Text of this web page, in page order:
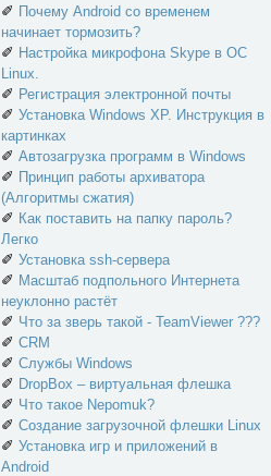
✐ Почему Android со временем
начинает тормозить?
✐ Настройка микрофона Skype в ОС
Linux.
✐ Регистрация электронной почты
✐ Установка Windows XP. Инструкция в
картинках
✐ Автозагрузка программ в Windows
✐ Принцип работы архиватора
(Алгоритмы сжатия)
✐ Как поставить на папку пароль?
Легко
✐ Установка ssh-сервера
✐ Масштаб подпольного Интернета
неуклонно растёт
✐ Что за зверь такой - TeamViewer ???
✐ CRM
✐ Службы Windows
✐ DropBox – виртуальная флешка
✐ Что такое Nepomuk?
✐ Создание загрузочной флешки Linux
✐ Установка игр и приложений в
Android